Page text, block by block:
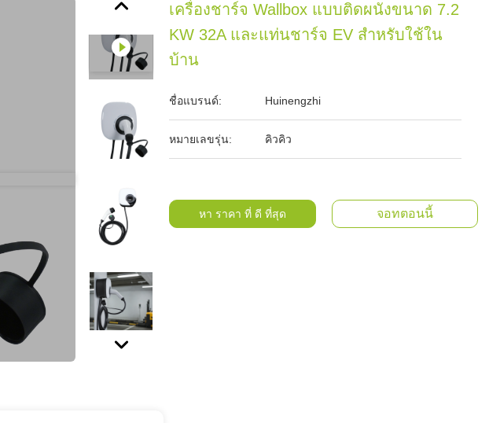
เครื่องชาร์จ Wallbox แบบติดผนังขนาด 7.2
KW 32A และแท่นชาร์จ EV สำหรับใช้ใน
บ้าน
ชื่อแบรนด์: Huinengzhi
หมายเลขรุ่น: คิวคิว
หา ราคา ที่ ดี ที่สุด จอทตอนนี้